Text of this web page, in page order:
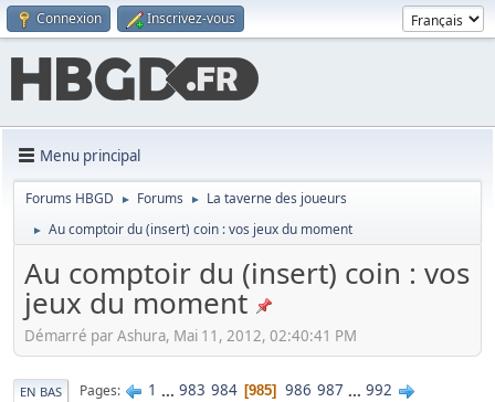
Connexion Inscrivez-vous
Menu principal
Forums HBGD ► Forums ► La taverne des joueurs
► Au comptoir du (insert) coin : vos jeux du moment
Au comptoir du (insert) coin : vos
jeux du moment
Démarré par Ashura, Mai 11, 2012, 02:40:41 PM
EN BAS Pages 1 ... 983 984 985 986 987 ... 992